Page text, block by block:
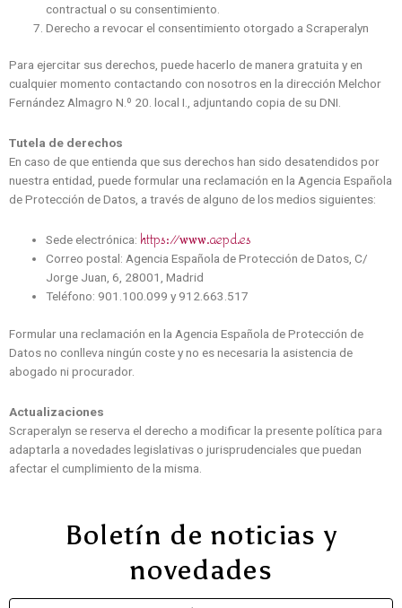
contractual o su consentimiento.
Derecho a revocar el consentimiento otorgado a Scraperalyn
Para ejercitar sus derechos, puede hacerlo de manera gratuita y en
cualquier momento contactando con nosotros en la dirección Melchor
Fernández Almagro N.º 20. local I., adjuntando copia de su DNI.
Tutela de derechos
En caso de que entienda que sus derechos han sido desatendidos por
nuestra entidad, puede formular una reclamación en la Agencia Española
de Protección de Datos, a través de alguno de los medios siguientes:
Sede electrónica: https://www.aepd.es
Correo postal: Agencia Española de Protección de Datos, C/
Jorge Juan, 6, 28001, Madrid
Teléfono: 901.100.099 y 912.663.517
Formular una reclamación en la Agencia Española de Protección de
Datos no conlleva ningún coste y no es necesaria la asistencia de
abogado ni procurador.
Actualizaciones
Scraperalyn se reserva el derecho a modificar la presente política para
adaptarla a novedades legislativas o jurisprudenciales que puedan
afectar el cumplimiento de la misma.
Boletín de noticias y
novedades